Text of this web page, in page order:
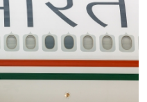
Multimedia
Ảnh
Video
Infographic
E-Magazine